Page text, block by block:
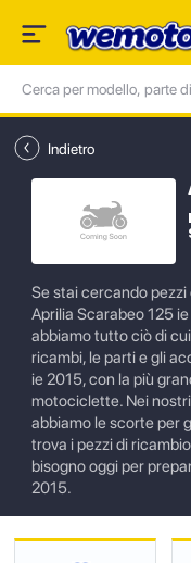
Indietro
Se stai cercando
Aprilia Scarabeo 125
abbiamo tutto ciò di
ricambi, le parti e gli
ie 2015, con la più
motociclette. Nei
abbiamo le scorte per
trova i pezzi di
bisogno oggi per
2015.